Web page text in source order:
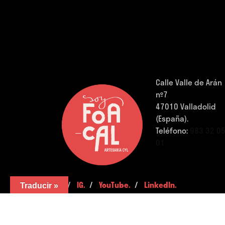
Calle Valle de Arán
nº7
47010 Valladolid
(España).
Teléfono:
FB. /IG. /YouTube. /LinkedIn.
Traducir »